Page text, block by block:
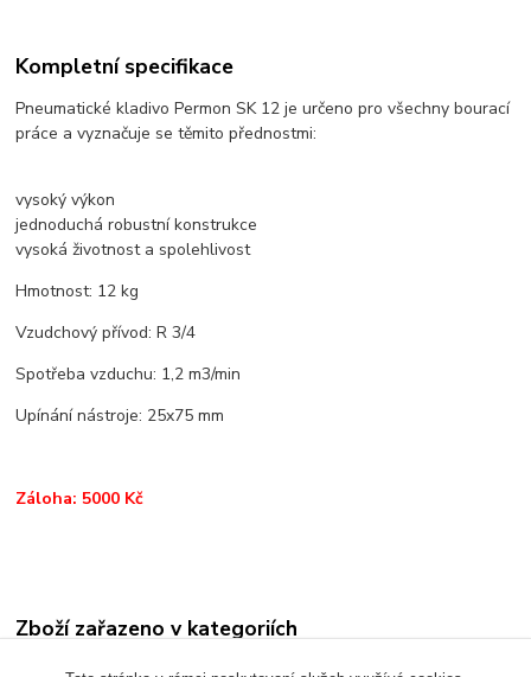
Kompletní specifikace
Pneumatické kladivo Permon SK 12 je určeno pro všechny bourací
práce a vyznačuje se těmito přednostmi:
vysoký výkon
jednoduchá robustní konstrukce
vysoká životnost a spolehlivost
Hmotnost: 12 kg
Vzudchový přívod: R 3/4
Spotřeba vzduchu: 1,2 m3/min
Upínání nástroje: 25x75 mm
Záloha: 5000 Kč
Zboží zařazeno v kategoriích
KOMPRESORY A PNEU